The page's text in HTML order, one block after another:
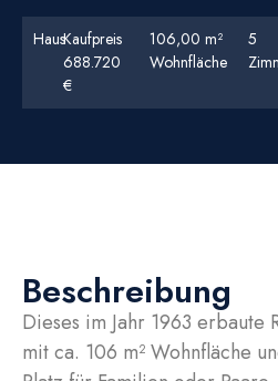
HausKaufpreis
688.720
€
106,00 m²
Wohnfläche
5
Beschreibung
Dieses im Jahr 1963 erbaute
mit ca. 106 m² Wohnfläche